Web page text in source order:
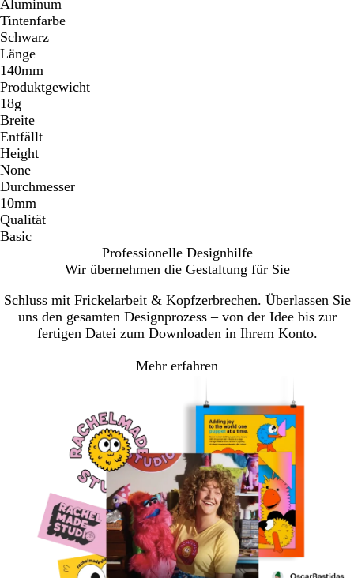
Aluminum
Tintenfarbe
Schwarz
Länge
140mm
Produktgewicht
18g
Breite
Entfällt
Height
None
Durchmesser
10mm
Qualität
Basic
Professionelle Designhilfe
Wir übernehmen die Gestaltung für Sie
Schluss mit Frickelarbeit & Kopfzerbrechen. Überlassen Sie
uns den gesamten Designprozess – von der Idee bis zur
fertigen Datei zum Downloaden in Ihrem Konto.
Mehr erfahren